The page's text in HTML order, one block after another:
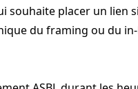
placer un lien
du framing ou du